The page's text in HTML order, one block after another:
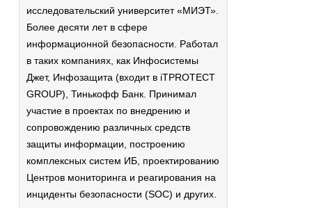
исследовательский университет «МИЭТ».
Более десяти лет в сфере
информационной безопасности. Работал
в таких компаниях, как Инфосистемы
Джет, Инфозащита (входит в iTPROTECT
GROUP), Тинькофф Банк. Принимал
участие в проектах по внедрению и
сопровождению различных средств
защиты информации, построению
комплексных систем ИБ, проектированию
Центров мониторинга и реагирования на
инциденты безопасности (SOC) и других.